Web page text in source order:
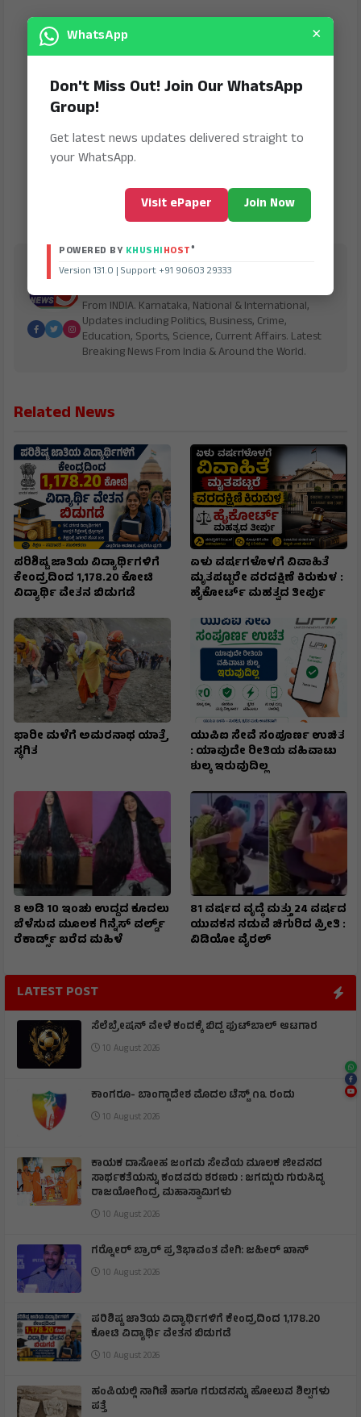
Bharath Vaibhav
is Digital Online Newspaper, Publishing Platform
From INDIA. Karnataka, National & International,
Updates including Politics, Business, Crime,
Education, Sports, Science, Current Affairs. Latest
Breaking News From India & Around the World.
Related News
ಪರಿಶಿಷ್ಟ ಜಾತಿಯ ವಿದ್ಯಾರ್ಥಿಗಳಿಗೆ
ಕೇಂದ್ರದಿಂದ 1,178.20 ಕೋಟಿ
ವಿದ್ಯಾರ್ಥಿ ವೇತನ ಬಿಡುಗಡೆ
ಏಳು ವರ್ಷಗಳೊಳಗೆ ವಿವಾಹಿತೆ
ಮೃತಪಟ್ಟರೇ ವರದಕ್ಷಿಣೆ ಕಿರುಕುಳ :
ಹೈಕೋರ್ಟ್ ಮಹತ್ವದ ತೀರ್ಪು
ಭಾರೀ ಮಳೆಗೆ ಅಮರನಾಥ ಯಾತ್ರೆ
ಸ್ಥಗಿತ
ಯುಪಿಐ ಸೇವೆ ಸಂಪೂರ್ಣ ಉಚಿತ
: ಯಾವುದೇ ರೀತಿಯ ವಹಿವಾಟು
ಶುಲ್ಕ ಇರುವುದಿಲ್ಲ
8 ಅಡಿ 10 ಇಂಚು ಉದ್ದದ ಕೂದಲು
ಬೆಳೆಸುವ ಮೂಲಕ ಗಿನ್ನೆಸ್ ವರ್ಲ್ಡ್
ರೆಕಾರ್ಡ್ಸ್ ಬರೆದ ಮಹಿಳೆ
81 ವರ್ಷದ ವೃದ್ಧೆ ಮತ್ತು 24 ವರ್ಷದ
ಯುವಕನ ನಡುವೆ ಚಿಗುರಿದ ಪ್ರೀತಿ :
ವಿಡಿಯೋ ವೈರಲ್
LATEST POST
ಸೆಲೆಬ್ರೇಷನ್ ವೇಳೆ ಕಂದಕ್ಕೆ ಬಿದ್ದ ಫುಟ್‌ಬಾಲ್ ಆಟಗಾರ
10 August 2026
ಕಾಂಗರೂ- ಬಾಂಗ್ಲಾದೇಶ ಮೊದಲ ಟೆಸ್ಟ್ ೧೩ ರಂದು
10 August 2026
ಕಾಯಕ ದಾಸೋಹ ಜಂಗಮ ಸೇವೆಯ ಮೂಲಕ ಜೀವನದ
ಸಾರ್ಥಕತೆಯನ್ನು ಕಂಡವರು ಶರಣರು : ಜಗದ್ಗುರು ಗುರುಸಿದ್ಧ
ರಾಜಯೋಗಿಂದ್ರ ಮಹಾಸ್ವಾಮಿಗಳು
10 August 2026
ಗರ‍್ನೋರ್ ಬ್ರಾರ್ ಪ್ರತಿಭಾವಂತ ವೇಗಿ: ಜಹೀರ್ ಖಾನ್
10 August 2026
ಪರಿಶಿಷ್ಟ ಜಾತಿಯ ವಿದ್ಯಾರ್ಥಿಗಳಿಗೆ ಕೇಂದ್ರದಿಂದ 1,178.20
ಕೋಟಿ ವಿದ್ಯಾರ್ಥಿ ವೇತನ ಬಿಡುಗಡೆ
10 August 2026
ಹಂಪಿಯಲ್ಲಿ ನಾಗಿಣಿ ಹಾಗೂ ಗರುಡನನ್ನು ಹೋಲುವ ಶಿಲ್ಪಗಳು
ಪತ್ತೆ
WhatsApp ×
Don't Miss Out! Join Our WhatsApp
Group!
Get latest news updates delivered straight to
your WhatsApp.
Visit ePaper Join Now
POWERED BY KHUSHIHOST®
Version 131.0 | Support +91 90603 29333